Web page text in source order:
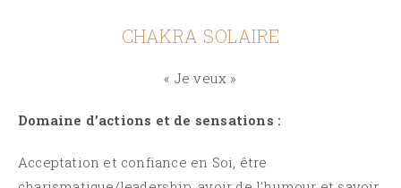
CHAKRA SOLAIRE
« Je veux »
Domaine d’actions et de sensations :
Acceptation et confiance en Soi, être